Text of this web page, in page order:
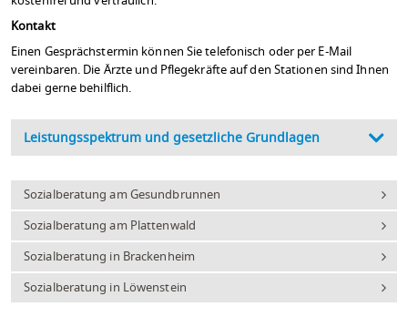
Kontakt
Einen Gesprächstermin können Sie telefonisch oder per E-Mail
vereinbaren. Die Ärzte und Pflegekräfte auf den Stationen sind Ihnen
dabei gerne behilflich.
Leistungsspektrum und gesetzliche Grundlagen
Sozialberatung am Gesundbrunnen
Sozialberatung am Plattenwald
Sozialberatung in Brackenheim
Sozialberatung in Löwenstein